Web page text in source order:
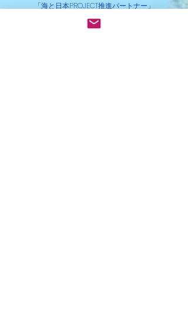
「海と日本PROJECT推進パートナー」
「海と日本PROJECT」BLUE SHIP登録
WORLD CLEANUP DAY JAPAN